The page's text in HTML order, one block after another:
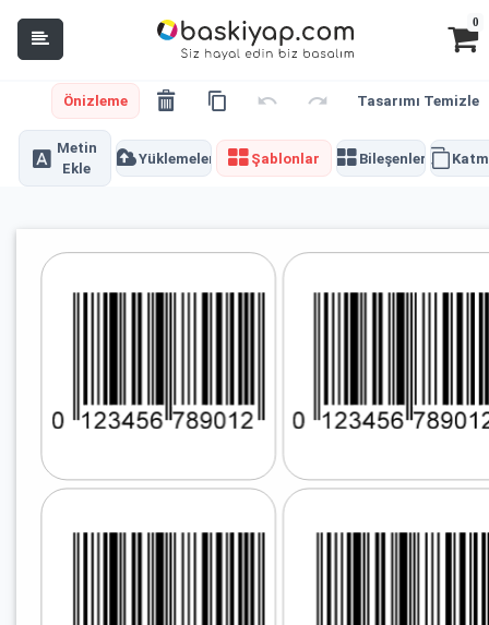
0
Önizleme Tasarımı Temizle
Metin
Ekle
Yüklemeler Şablonlar Bileşenler